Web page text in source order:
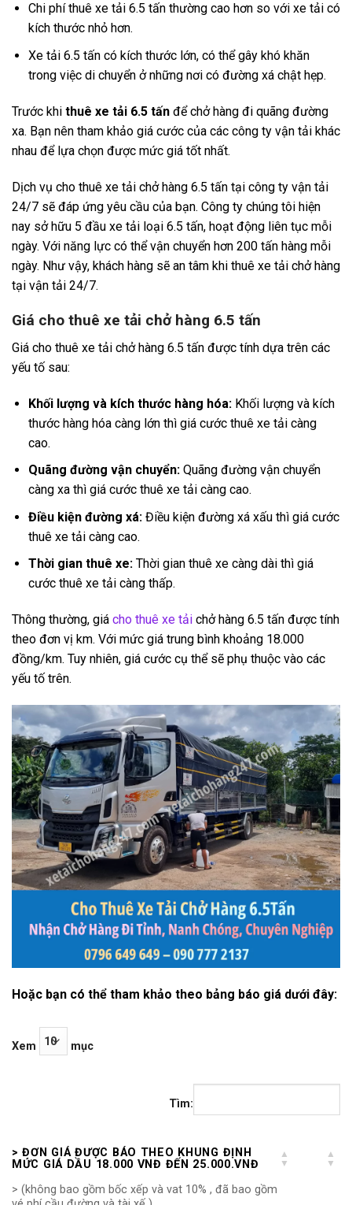
Chi phí thuê xe tải 6.5 tấn thường cao hơn so với xe tải có
kích thước nhỏ hơn.
Xe tải 6.5 tấn có kích thước lớn, có thể gây khó khăn
trong việc di chuyển ở những nơi có đường xá chật hẹp.
Trước khi thuê xe tải 6.5 tấn để chở hàng đi quãng đường
xa. Bạn nên tham khảo giá cước của các công ty vận tải khác
nhau để lựa chọn được mức giá tốt nhất.
Dịch vụ cho thuê xe tải chở hàng 6.5 tấn tại công ty vận tải
24/7 sẽ đáp ứng yêu cầu của bạn. Công ty chúng tôi hiện
nay sở hữu 5 đầu xe tải loại 6.5 tấn, hoạt động liên tục mỗi
ngày. Với năng lực có thể vận chuyển hơn 200 tấn hàng mỗi
ngày. Như vậy, khách hàng sẽ an tâm khi thuê xe tải chở hàng
tại vận tải 24/7.
Giá cho thuê xe tải chở hàng 6.5 tấn
Giá cho thuê xe tải chở hàng 6.5 tấn được tính dựa trên các
yếu tố sau:
Khối lượng và kích thước hàng hóa:Khối lượng và kích
thước hàng hóa càng lớn thì giá cước thuê xe tải càng
cao.
Quãng đường vận chuyển: Quãng đường vận chuyển
càng xa thì giá cước thuê xe tải càng cao.
Điều kiện đường xá:Điều kiện đường xá xấu thì giá cước
thuê xe tải càng cao.
Thời gian thuê xe: Thời gian thuê xe càng dài thì giá
cước thuê xe tải càng thấp.
Thông thường, giá cho thuê xe tải chở hàng 6.5 tấn được tính
theo đơn vị km. Với mức giá trung bình khoảng 18.000
đồng/km. Tuy nhiên, giá cước cụ thể sẽ phụ thuộc vào các
yếu tố trên.
Hoặc bạn có thể tham khảo theo bảng báo giá dưới đây:
Xem mục
Tìm:
> ĐƠN GIÁ ĐƯỢC BÁO THEO KHUNG ĐỊNH
MỨC GIÁ DẦU 18.000 VNĐ ĐẾN 25.000.VNĐ
> (không bao gồm bốc xếp và vat 10% , đã bao gồm